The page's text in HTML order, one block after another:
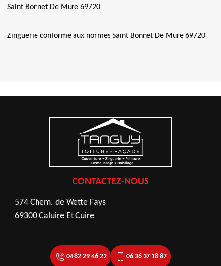
Saint Bonnet De Mure 69720
Zinguerie conforme aux normes Saint Bonnet De Mure 69720
CONTACTEZ-NOUS
574 Chem. de Wette Fays
69300 Caluire Et Cuire
04 82 29 46 22 06 36 37 18 87